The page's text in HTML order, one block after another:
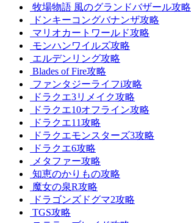
牧場物語 風のグランドバザール攻略
ドンキーコングバナンザ攻略
マリオカートワールド攻略
モンハンワイルズ攻略
エルデンリング攻略
Blades of Fire攻略
ファンタジーライフi攻略
ドラクエ3リメイク攻略
ドラクエ10オフライン攻略
ドラクエ11攻略
ドラクエモンスターズ3攻略
ドラクエ6攻略
メタファー攻略
知恵のかりもの攻略
魔女の泉R攻略
ドラゴンズドグマ2攻略
TGS攻略